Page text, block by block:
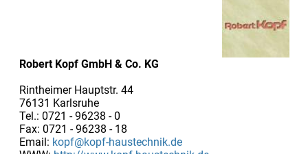
Robert Kopf GmbH & Co. KG
Rintheimer Hauptstr. 44
76131 Karlsruhe
Tel.: 0721 - 96238 - 0
Fax: 0721 - 96238 - 18
Email: kopf@kopf-haustechnik.de